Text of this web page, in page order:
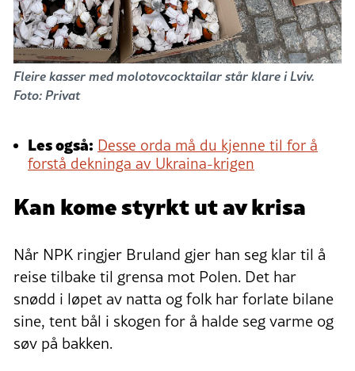
Fleire kasser med molotovcocktailar står klare i Lviv.
Foto: Privat
Les også: Desse orda må du kjenne til for å
forstå dekninga av Ukraina-krigen
Kan kome styrkt ut av krisa
Når NPK ringjer Bruland gjer han seg klar til å
reise tilbake til grensa mot Polen. Det har
snødd i løpet av natta og folk har forlate bilane
sine, tent bål i skogen for å halde seg varme og
søv på bakken.